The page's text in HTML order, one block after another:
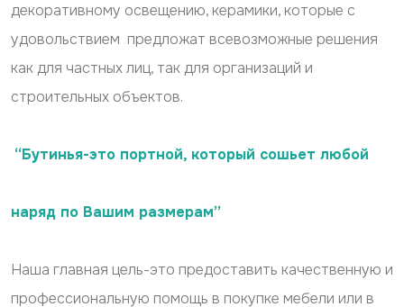
декоративному освещению, керамики, которые с
удовольствием предложат всевозможные решения
как для частных лиц, так для организаций и
строительных объектов.
“Бутинья-это портной, который сошьет любой
наряд по Вашим размерам”
Наша главная цель-это предоставить качественную и
профессиональную помощь в покупке мебели или в